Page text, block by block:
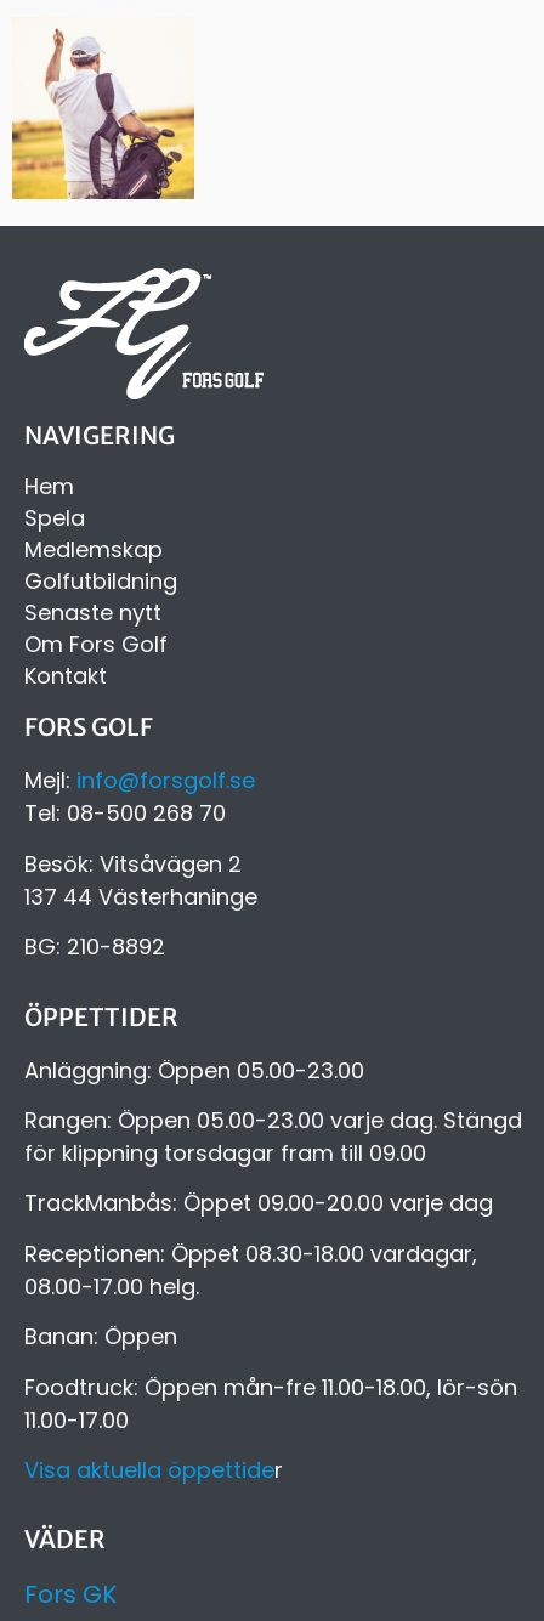
NAVIGERING
Hem
Spela
Medlemskap
Golfutbildning
Senaste nytt
Om Fors Golf
Kontakt
FORS GOLF
Mejl: info@forsgolf.se
Tel: 08-500 268 70
Besök: Vitsåvägen 2
137 44 Västerhaninge
BG: 210-8892
ÖPPETTIDER
Anläggning: Öppen 05.00-23.00
Rangen: Öppen 05.00-23.00 varje dag. Stängd
för klippning torsdagar fram till 09.00
TrackManbås: Öppet 09.00-20.00 varje dag
Receptionen: Öppet 08.30-18.00 vardagar,
08.00-17.00 helg.
Banan: Öppen
Foodtruck: Öppen mån-fre 11.00-18.00, lör-sön
11.00-17.00
Visa aktuella öppettider
VÄDER
Fors GK